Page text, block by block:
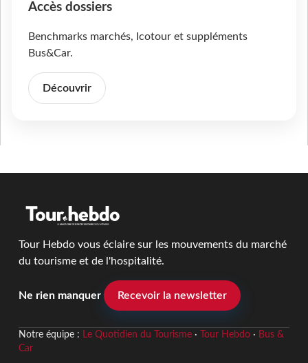
Accès dossiers
Benchmarks marchés, Icotour et suppléments
Bus&Car.
Découvrir
Tour Hebdo vous éclaire sur les mouvements du marché
du tourisme et de l'hospitalité.
Ne rien manquer Recevoir la newsletter
Notre équipe : Le Quotidien du Tourisme· Tour Hebdo· Bus &
Car